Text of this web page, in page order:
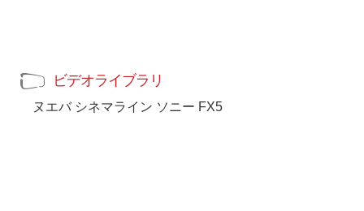
ビデオライブラリ
ヌエバ シネマライン ソニー FX5